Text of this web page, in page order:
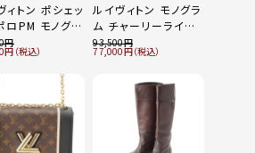
ィトン ポシェッ
ロPM モノグラ
ク ジップ ポー
ド
ルイヴィトン モノグラ
ム チャーリーライン
ハイカット スニーカ
ー ベージュ 9 2/1
93,500
77,000